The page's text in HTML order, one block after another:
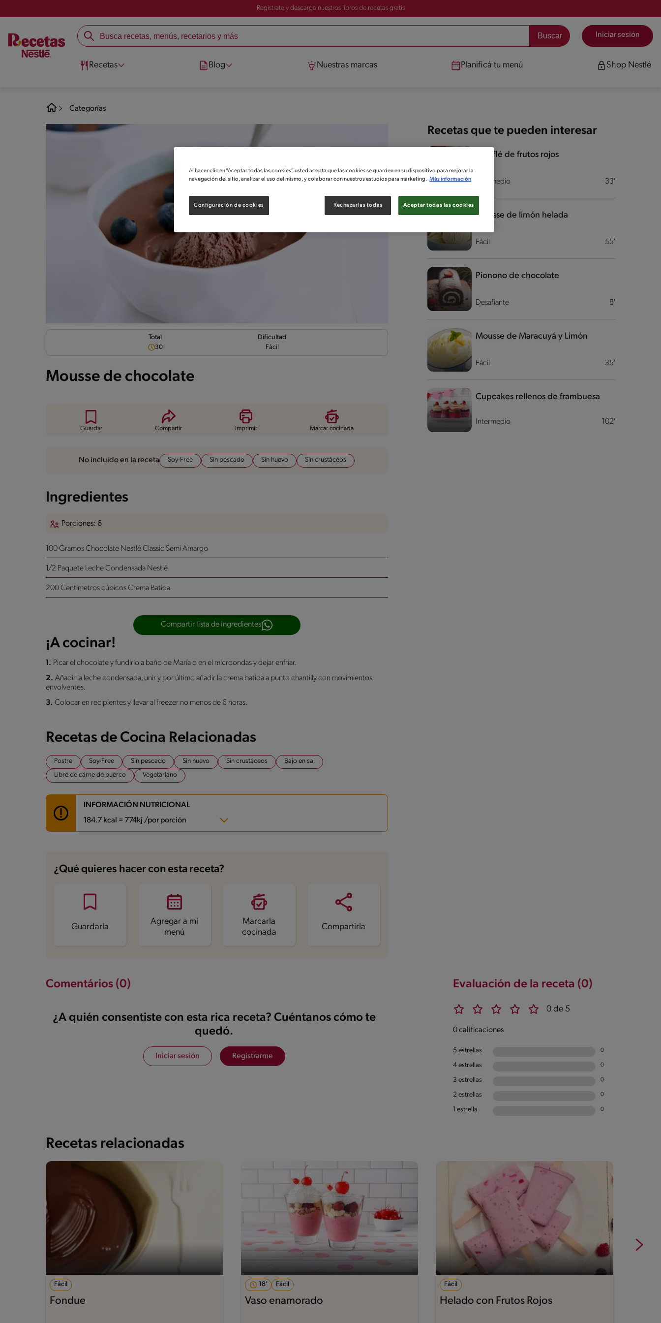
Registrate y descarga nuestros libros de recetas gratis
Iniciar sesión
Recetas Blog Nuestras marcas Planificá tu menú Shop Nestlé
Categorías
Total
30
Dificultad
Fácil
Mousse de chocolate
Guardar Compartir Imprimir Marcar cocinada
No incluido en la receta Soy-Free Sin pescado Sin huevo Sin crustáceos
Ingredientes
Porciones: 6
100 Gramos Chocolate Nestlé Classic Semi Amargo
1/2 Paquete Leche Condensada Nestlé
200 Centimetros cúbicos Crema Batida
Compartir lista de ingredientes
¡A cocinar!
1. Picar el chocolate y fundirlo a baño de María o en el microondas y dejar enfriar.
2. Añadir la leche condensada, unir y por último añadir la crema batida a punto chantilly con movimientos
envolventes.
3. Colocar en recipientes y llevar al freezer no menos de 6 horas.
Recetas de Cocina Relacionadas
Postre Soy-Free Sin pescado Sin huevo Sin crustáceos
Bajo en sal
Libre de carne de puerco
Vegetariano
INFORMACIÓN NUTRICIONAL
184.7 kcal = 774kj /por porción
Energía
184.7 kcal
Grasas 6.1 g
Sodio
¿Qué quieres hacer con esta receta?
Guardarla
Agregar a mi
menú
Marcarla
cocinada
Compartirla
Recetas que te pueden interesar
Intermedio 33'
Soufflé de frutos rojos
Fácil 55'
Mousse de limón helada
Desafiante 8'
Pionono de chocolate
Fácil 35'
Mousse de Maracuyá y Limón
Intermedio 102'
Cupcakes rellenos de frambuesa
Evaluación de la receta (0)
0 de 5
0 calificaciones
5 estrellas 0
4 estrellas 0
3 estrellas 0
2 estrellas 0
1 estrella 0
Comentários (0)
¿A quién consentiste con esta rica receta? Cuéntanos cómo te
quedó.
Iniciar sesión Registrarme
Recetas relacionadas
Fácil
Fondue
18' Fácil
Vaso enamorado
Fácil
Helado con Frutos Rojos
Al hacer clic en “Aceptar todas las cookies”, usted acepta que las cookies se guarden en su dispositivo para mejorar la
navegación del sitio, analizar el uso del mismo, y colaborar con nuestros estudios para marketing. Más información
Rechazarlas todas Aceptar todas las cookies
Configuración de cookies